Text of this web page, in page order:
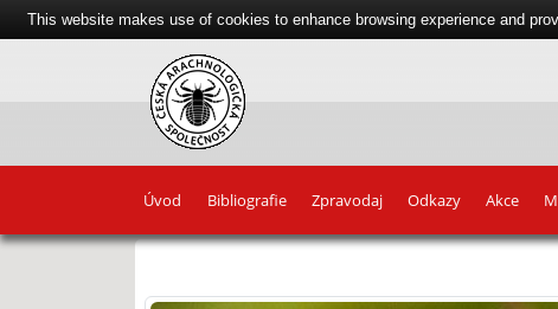
Úvod Bibliografie Zpravodaj Odkazy Akce
This website makes use of cookies to enhance browsing experience and